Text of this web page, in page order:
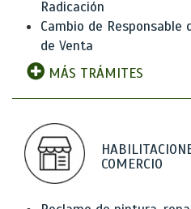
Radicación
Cambio de Responsable
de Venta
MÁS TRÁMITES
COMERCIO